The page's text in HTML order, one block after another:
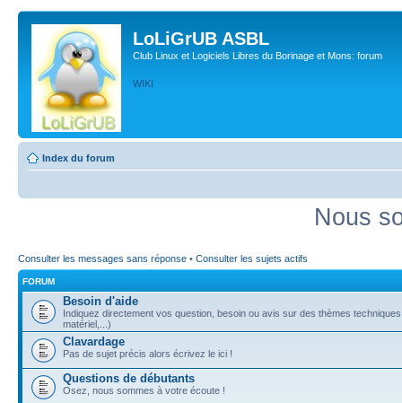
LoLiGrUB ASBL
Club Linux et Logiciels Libres du Borinage et Mons: forum
WIKI
Index du forum
Nous
Consulter les messages sans réponse • Consulter les sujets actifs
FORUM
Besoin d'aide
Indiquez directement vos question, besoin ou avis sur des thèmes
matériel,...)
Clavardage
Pas de sujet précis alors écrivez le ici !
Questions de débutants
Osez, nous sommes à votre écoute !